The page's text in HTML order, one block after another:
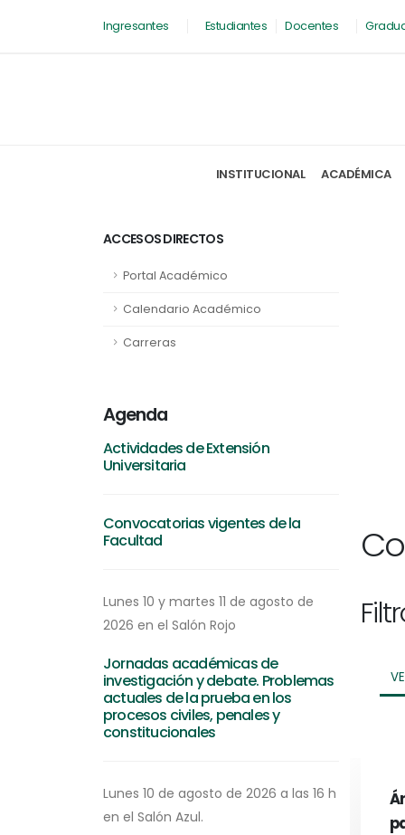
Ingresantes Estudiantes Docentes
INSTITUCIONAL ACADÉMICA
ACCESOS DIRECTOS
Portal Académico
Calendario Académico
Carreras
Agenda
Actividades de Extensión
Universitaria
Convocatorias vigentes de la
Facultad
Lunes 10 y martes 11 de agosto de
2026 en el Salón Rojo
Jornadas académicas de
investigación y debate. Problemas
actuales de la prueba en los
procesos civiles, penales y
constitucionales
Lunes 10 de agosto de 2026 a las 16 h
en el Salón Azul.